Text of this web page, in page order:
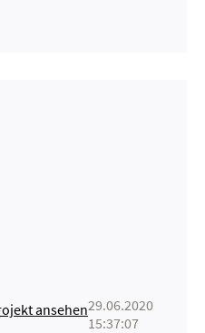
ansehen29.06.2020
15:37:07